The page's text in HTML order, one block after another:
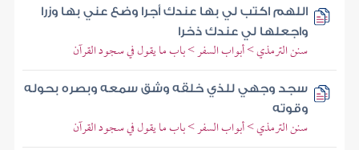
اللهم اكتب لي بها عندك أجرا وضع عني بها وزرا
واجعلها لي عندك ذخرا
سنن الترمذي > أبواب السفر > باب ما يقول في سجود القرآن
سجد وجهي للذي خلقه وشق سمعه وبصره بحوله
وقوته
سنن الترمذي > أبواب السفر > باب ما يقول في سجود القرآن